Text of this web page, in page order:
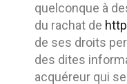
quelconque à
du rachat de
de ses droits
des dites
acquéreur qui